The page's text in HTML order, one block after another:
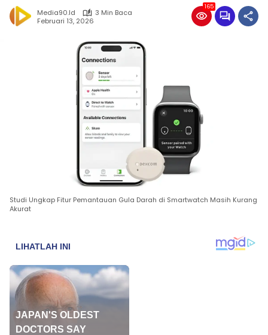
Media90.id
3 Min Baca
Februari 13, 2026
165
Studi Ungkap Fitur Pemantauan Gula Darah di Smartwatch Masih Kurang
Akurat